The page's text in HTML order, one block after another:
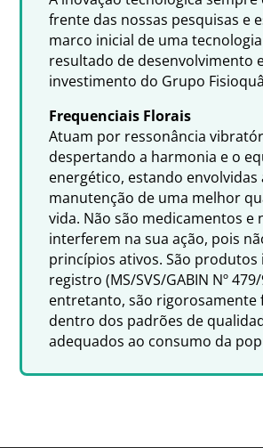
frente das nossas pesquisas e
marco inicial de uma
resultado de desenvolvimento
investimento do Grupo
Frequenciais Florais
Atuam por ressonância
despertando a harmonia e o
energético, estando envolvidas
manutenção de uma melhor
vida. Não são medicamentos e
interferem na sua ação, pois
princípios ativos. São produtos
registro (MS/SVS/GABIN Nº
entretanto, são rigorosamente
dentro dos padrões de
adequados ao consumo da